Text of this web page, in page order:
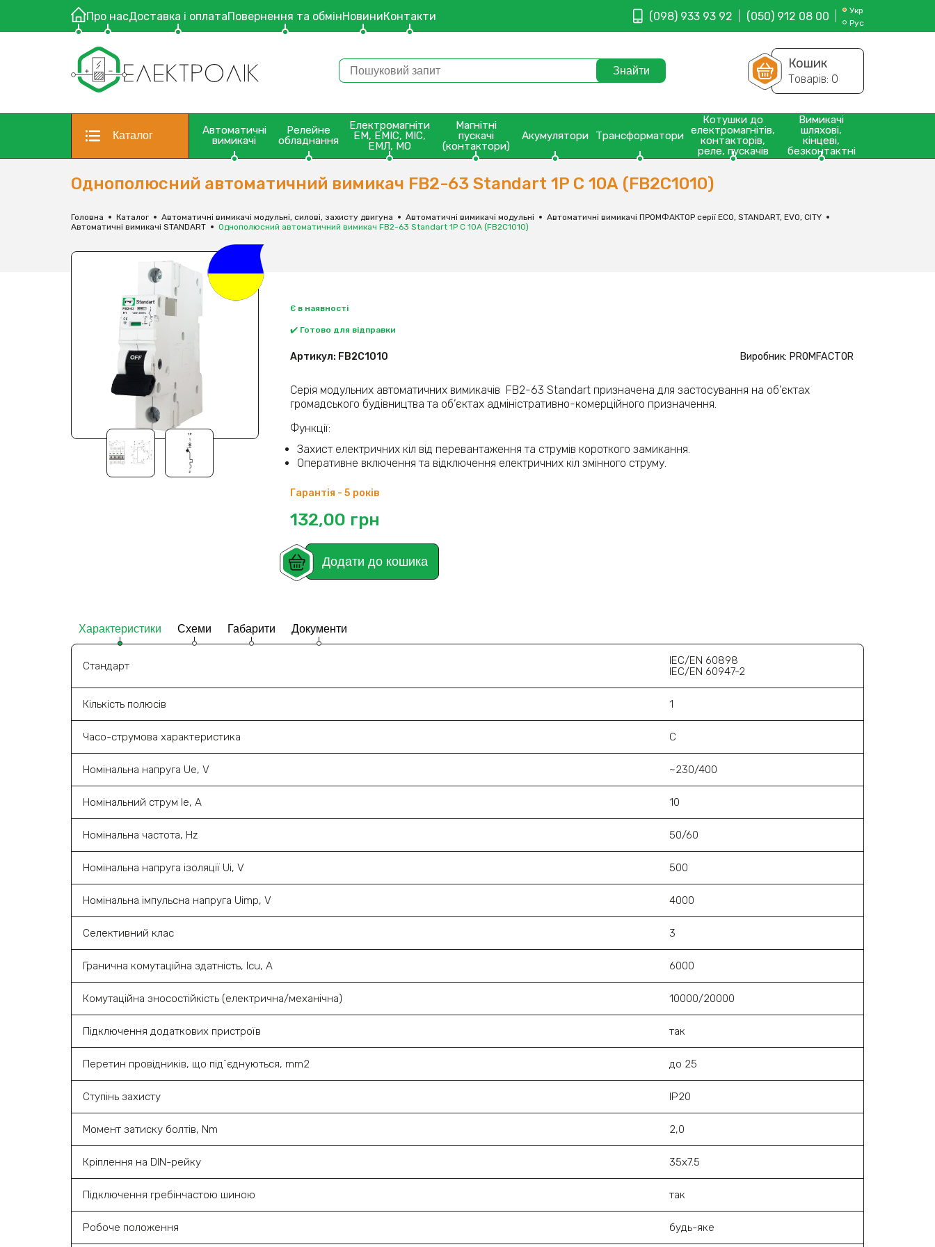
Про насДоставка і оплатаПовернення та обмінНовиниКонтакти (098) 933 93 92 (050) 912 08 00
Укр
Рус
Кошик
Товарів: 0
Каталог
Автоматичні
вимикачі
Релейне
обладнання
Електромагніти
ЕМ, ЕМІС, МІС,
ЕМЛ, МО
Магнітні
пускачі
(контактори)
Акумулятори Трансформатори
Котушки до
електромагнітів,
контакторів,
реле, пускачів
Вимикачі
шляхові,
кінцеві,
безконтактні
Однополюсний автоматичний вимикач FB2-63 Standart 1P C 10А (FB2C1010)
Головна Каталог Автоматичні вимикачі модульні, силові, захисту двигуна Автоматичні вимикачі модульні
Автоматичні вимикачі ПРОМФАКТОР серії ECO, STANDART, EVO, CITY
Автоматичні вимикачі STANDART
Однополюсний автоматичний вимикач FB2-63 Standart 1P C 10А (FB2C1010)
Є в наявності
✔️ Готово для відправки
Артикул: FB2C1010 Виробник: PROMFACTOR
Серія модульних автоматичних вимикачів FB2-63 Standart призначена для застосування на об’єктах
громадського будівництва та об’єктах адміністративно-комерційного призначення.
Функції:
Захист електричних кіл від перевантаження та струмів короткого замикання.
Оперативне включення та відключення електричних кіл змінного струму.
Гарантія - 5 років
132,00 грн
Додати до кошика
Характеристики Схеми Габарити Документи
Стандарт
IEC/EN 60898
IEC/EN 60947-2
Кількість полюсів 1
Часо-струмова характеристика C
Номінальна напруга Ue, V ~230/400
Номінальний струм Ie, A 10
Номінальна частота, Hz 50/60
Номінальна напруга ізоляції Ui, V 500
Номінальна імпульсна напруга Uimp, V 4000
Селективний клас 3
Гранична комутаційна здатність, Icu, A 6000
Комутаційна зносостійкість (електрична/механічна) 10000/20000
Підключення додаткових пристроїв так
Перетин провідників, що під`єднуються, mm2 до 25
Ступінь захисту ІР20
Момент затиску болтів, Nm 2,0
Кріплення на DIN-рейку 35х7.5
Підключення гребінчастою шиною так
Робоче положення будь-яке